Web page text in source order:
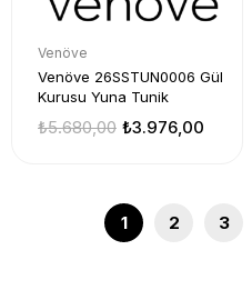
Venöve
Venöve 26SSTUN0006 Gül
Kurusu Yuna Tunik
₺3.976,00
₺5.680,00
1 2 3